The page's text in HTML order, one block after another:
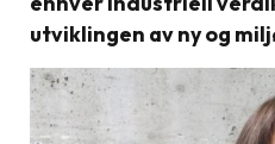
utviklingen av ny og